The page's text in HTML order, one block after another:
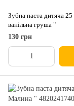
Зубна паста дитяча
ванільна груша "
130 грн